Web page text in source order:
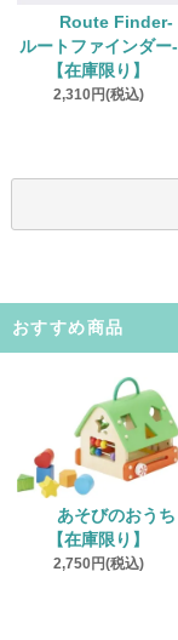
Route Finder‐
ルートファインダー‐
【在庫限り】
2,310円(税込)
おすすめ商品
あそびのおうち
【在庫限り】
2,750円(税込)